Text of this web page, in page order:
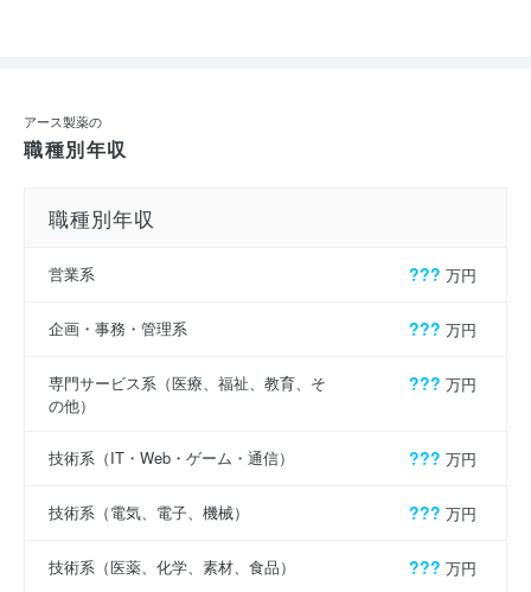
アース製薬の
職種別年収
職種別年収
営業系 ??? 万円
企画・事務・管理系 ??? 万円
専門サービス系（医療、福祉、教育、そ
の他）
??? 万円
技術系（IT・Web・ゲーム・通信） ??? 万円
技術系（電気、電子、機械） ??? 万円
技術系（医薬、化学、素材、食品） ??? 万円